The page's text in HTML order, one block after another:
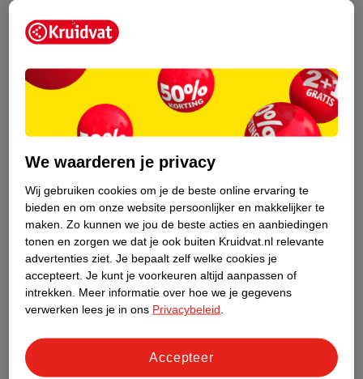
belangrijk om je zonnebrandproduct op een koele en donkere
kwaliteit van je crème uiteindelijk ook afnemen.
We waarderen je privacy
Wij gebruiken cookies om je de beste online ervaring te
bieden en om onze website persoonlijker en makkelijker te
maken. Zo kunnen we jou de beste acties en aanbiedingen
tonen en zorgen we dat je ook buiten Kruidvat.nl relevante
advertenties ziet. Je bepaalt zelf welke cookies je
accepteert. Je kunt je voorkeuren altijd aanpassen of
intrekken.
Meer informatie over hoe we je gegevens
verwerken lees je in ons Privacybeleid
Accepteer